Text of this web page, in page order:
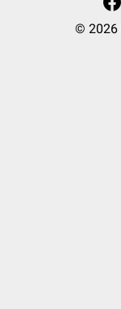
© 2026